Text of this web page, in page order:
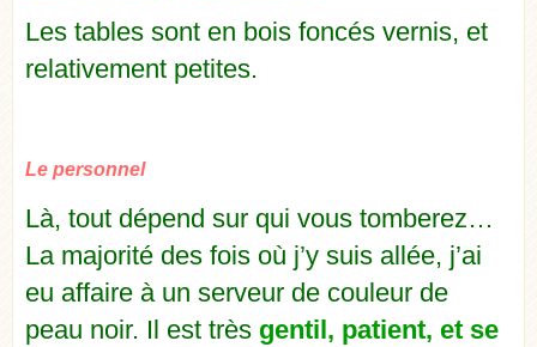
Les tables sont en bois foncés vernis, et
relativement petites.
Le personnel
Là, tout dépend sur qui vous tomberez…
La majorité des fois où j’y suis allée, j’ai
eu affaire à un serveur de couleur de
peau noir. Il est très gentil, patient, et se